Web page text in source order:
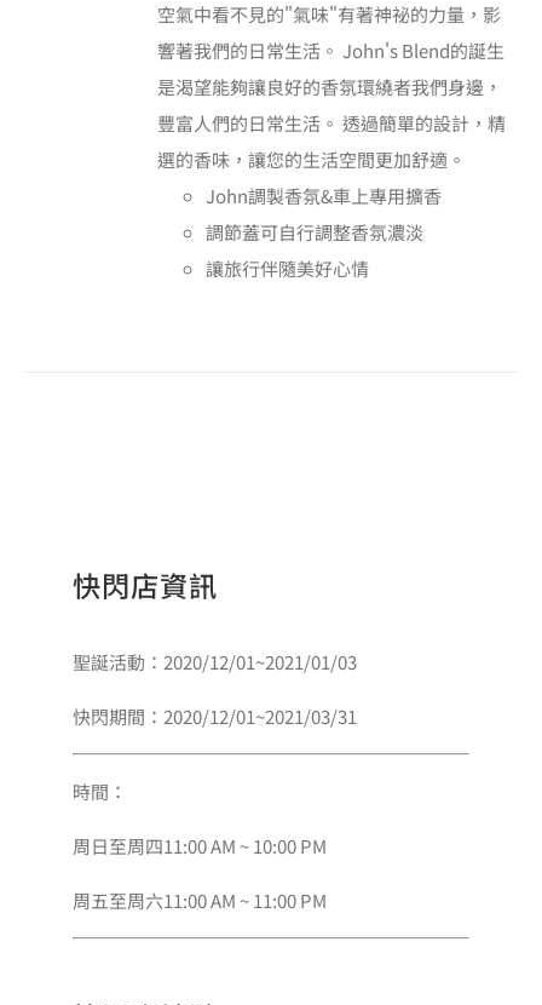
空氣中看不見的"氣味"有著神祕的力量，影
響著我們的日常生活。 John's Blend的誕生
是渴望能夠讓良好的香氛環繞者我們身邊，
豐富人們的日常生活。 透過簡單的設計，精
選的香味，讓您的生活空間更加舒適。
John調製香氛&車上專用擴香
調節蓋可自行調整香氛濃淡
讓旅行伴隨美好心情
快閃店資訊
聖誕活動：2020/12/01~2021/01/03
快閃期間：2020/12/01~2021/03/31
時間：
周日至周四11:00 AM ~ 10:00 PM
周五至周六11:00 AM ~ 11:00 PM